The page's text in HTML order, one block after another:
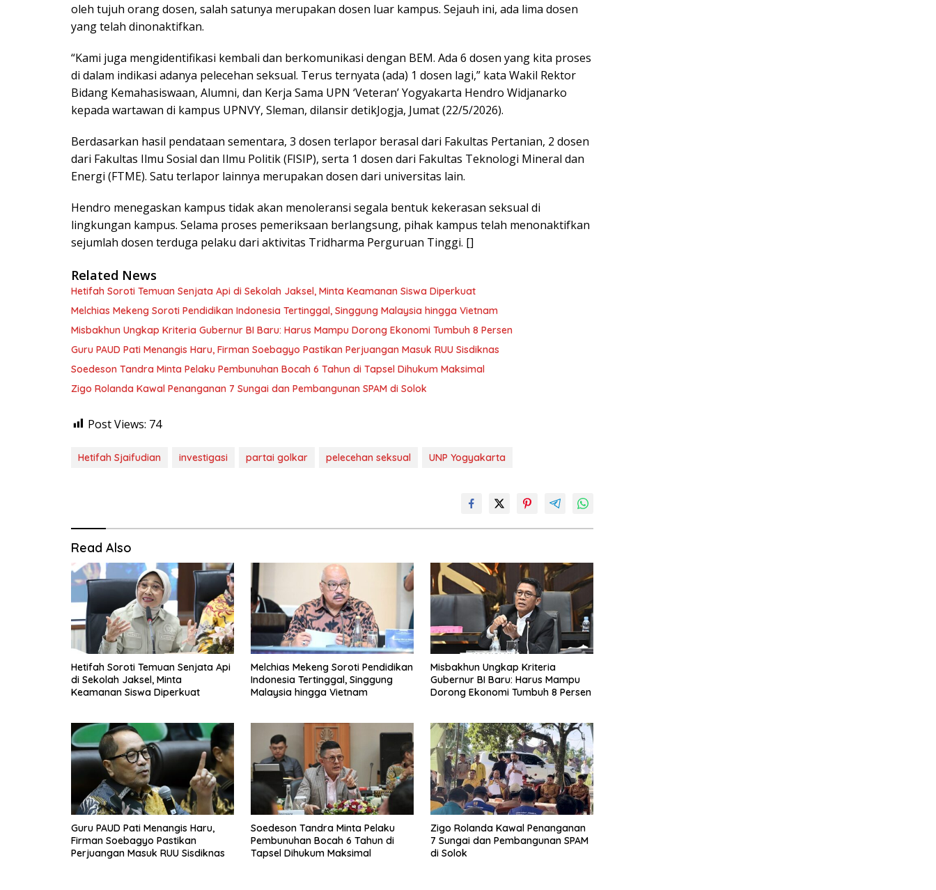
oleh tujuh orang dosen, salah satunya merupakan dosen luar kampus. Sejauh ini, ada lima dosen
yang telah dinonaktifkan.
“Kami juga mengidentifikasi kembali dan berkomunikasi dengan BEM. Ada 6 dosen yang kita proses
di dalam indikasi adanya pelecehan seksual. Terus ternyata (ada) 1 dosen lagi,” kata Wakil Rektor
Bidang Kemahasiswaan, Alumni, dan Kerja Sama UPN ‘Veteran’ Yogyakarta Hendro Widjanarko
kepada wartawan di kampus UPNVY, Sleman, dilansir detikJogja, Jumat (22/5/2026).
Berdasarkan hasil pendataan sementara, 3 dosen terlapor berasal dari Fakultas Pertanian, 2 dosen
dari Fakultas Ilmu Sosial dan Ilmu Politik (FISIP), serta 1 dosen dari Fakultas Teknologi Mineral dan
Energi (FTME). Satu terlapor lainnya merupakan dosen dari universitas lain.
Hendro menegaskan kampus tidak akan menoleransi segala bentuk kekerasan seksual di
lingkungan kampus. Selama proses pemeriksaan berlangsung, pihak kampus telah menonaktifkan
sejumlah dosen terduga pelaku dari aktivitas Tridharma Perguruan Tinggi. []
Related News
Hetifah Soroti Temuan Senjata Api di Sekolah Jaksel, Minta Keamanan Siswa Diperkuat
Melchias Mekeng Soroti Pendidikan Indonesia Tertinggal, Singgung Malaysia hingga Vietnam
Misbakhun Ungkap Kriteria Gubernur BI Baru: Harus Mampu Dorong Ekonomi Tumbuh 8 Persen
Guru PAUD Pati Menangis Haru, Firman Soebagyo Pastikan Perjuangan Masuk RUU Sisdiknas
Soedeson Tandra Minta Pelaku Pembunuhan Bocah 6 Tahun di Tapsel Dihukum Maksimal
Zigo Rolanda Kawal Penanganan 7 Sungai dan Pembangunan SPAM di Solok
Post Views: 74
Hetifah Sjaifudian investigasi partai golkar pelecehan seksual UNP Yogyakarta
Read Also
Hetifah Soroti Temuan Senjata Api
di Sekolah Jaksel, Minta
Keamanan Siswa Diperkuat
Melchias Mekeng Soroti Pendidikan
Indonesia Tertinggal, Singgung
Malaysia hingga Vietnam
Misbakhun Ungkap Kriteria
Gubernur BI Baru: Harus Mampu
Dorong Ekonomi Tumbuh 8 Persen
Guru PAUD Pati Menangis Haru,
Firman Soebagyo Pastikan
Perjuangan Masuk RUU Sisdiknas
Soedeson Tandra Minta Pelaku
Pembunuhan Bocah 6 Tahun di
Tapsel Dihukum Maksimal
Zigo Rolanda Kawal Penanganan
7 Sungai dan Pembangunan SPAM
di Solok